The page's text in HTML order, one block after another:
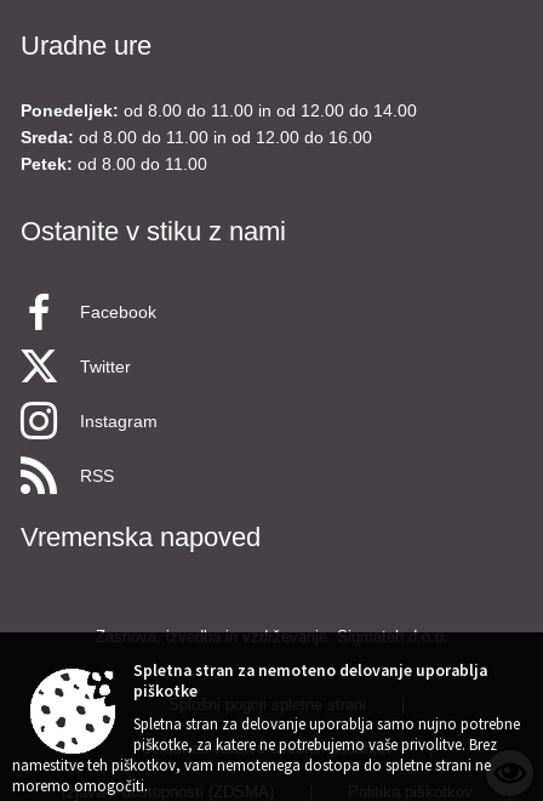
Uradne ure
Ponedeljek: od 8.00 do 11.00 in od 12.00 do 14.00
Sreda: od 8.00 do 11.00 in od 12.00 do 16.00
Petek: od 8.00 do 11.00
Ostanite v stiku z nami
Facebook
Twitter
Instagram
RSS
Vremenska napoved
Zasnova, izvedba in vzdrževanje: Sigmateh d.o.o.
Center za varstvo osebnih podatkov |
Izjava o dostopnosti (ZDSMA)
Spletna stran za nemoteno delovanje uporablja
piškotke
Spletna stran za delovanje uporablja samo nujno potrebne
piškotke, za katere ne potrebujemo vaše privolitve. Brez
namestitve teh piškotkov, vam nemotenega dostopa do spletne strani ne
moremo omogočiti.